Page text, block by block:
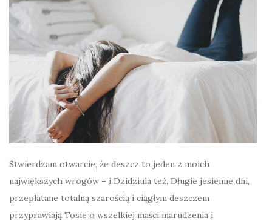
Stwierdzam otwarcie, że deszcz to jeden z moich
największych wrogów – i Dzidziula też. Długie jesienne dni,
przeplatane totalną szarością i ciągłym deszczem
przyprawiają Tosie o wszelkiej maści marudzenia i